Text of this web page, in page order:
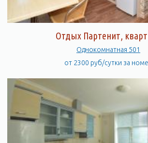
Отдых Партенит,
Однокомнатная 501
от 2300 руб/сутки за